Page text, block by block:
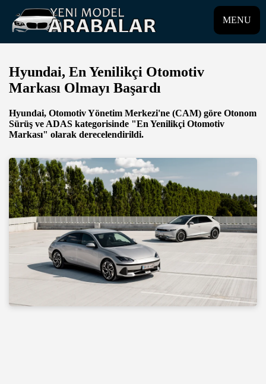
MENU
Hyundai, En Yenilikçi Otomotiv
Markası Olmayı Başardı
Hyundai, Otomotiv Yönetim Merkezi'ne (CAM) göre Otonom
Sürüş ve ADAS kategorisinde "En Yenilikçi Otomotiv
Markası" olarak derecelendirildi.